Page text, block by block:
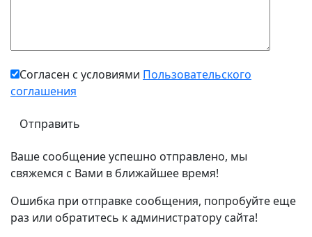
Согласен с условиями Пользовательского
соглашения
Ваше сообщение успешно отправлено, мы
свяжемся с Вами в ближайшее время!
Ошибка при отправке сообщения, попробуйте еще
раз или обратитесь к администратору сайта!